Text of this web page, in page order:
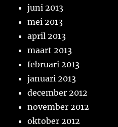
juni 2013
mei 2013
april 2013
maart 2013
februari 2013
januari 2013
december 2012
november 2012
oktober 2012